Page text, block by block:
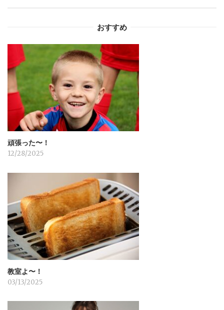
シ
ョ
ン
おすすめ
頑張った〜！
12/28/2025
教室よ〜！
03/13/2025